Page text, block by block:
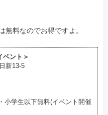
無料なのでお得ですよ。
ベント＞
新13-5
小学生以下無料(イベント開催